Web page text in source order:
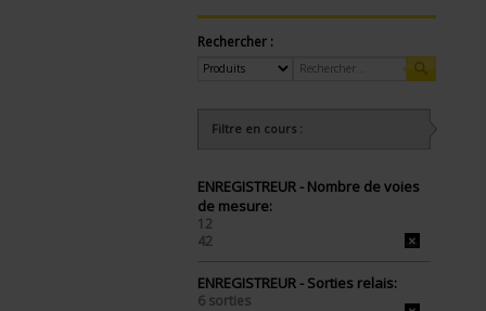
Rechercher :
Filtre en cours :
ENREGISTREUR - Nombre de voies
de mesure:
12
42
ENREGISTREUR - Sorties relais:
6 sorties